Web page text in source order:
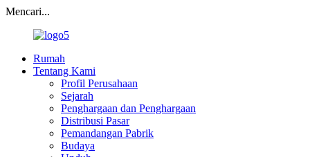
Mencari...
Rumah
Tentang Kami
Profil Perusahaan
Sejarah
Penghargaan dan Penghargaan
Distribusi Pasar
Pemandangan Pabrik
Budaya